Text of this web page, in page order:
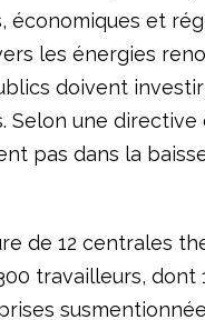
économiques et
les énergies
doivent
Selon une
pas dans la
de 12 centrales
travailleurs,